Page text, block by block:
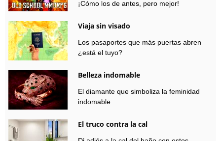
¡Cómo los de antes, pero mejor!
Viaja sin visado
Los pasaportes que más puertas abren
¿está el tuyo?
Belleza indomable
El diamante que simboliza la feminidad
indomable
El truco contra la cal